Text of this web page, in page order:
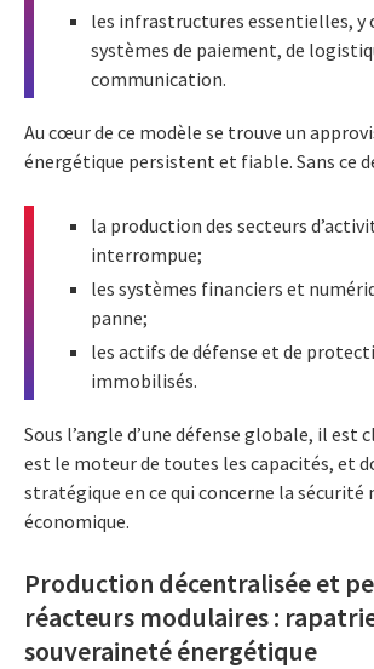
les infrastructures essentielles, y
systèmes de paiement, de
communication.
Au cœur de ce modèle se trouve un
énergétique persistent et fiable. Sans ce
la production des secteurs
interrompue;
les systèmes financiers et
panne;
les actifs de défense et de
immobilisés.
Sous l’angle d’une défense globale, il est
est le moteur de toutes les capacités, et
stratégique en ce qui concerne la
économique.
Production décentralisée et
réacteurs modulaires :
souveraineté énergétique